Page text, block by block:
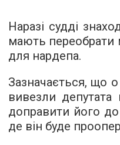
Наразі судді
мають переобрати
для нардепа.
Зазначається, що
вивезли депутата
доправити його до
де він буде